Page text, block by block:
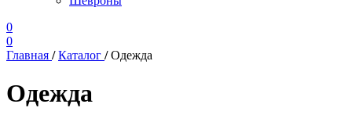
0
0
Главная / Каталог / Одежда
Одежда